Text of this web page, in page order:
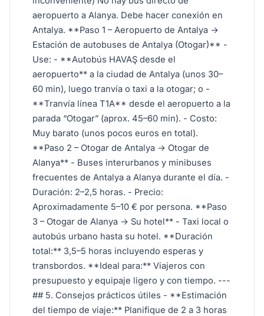
aeropuerto a Alanya. Debe hacer conexión en
Antalya. **Paso 1 – Aeropuerto de Antalya →
Estación de autobuses de Antalya (Otogar)** -
Use: - **Autobús HAVAŞ desde el
aeropuerto** a la ciudad de Antalya (unos 30–
60 min), luego tranvía o taxi a la otogar; o -
**Tranvía línea T1A** desde el aeropuerto a la
parada “Otogar” (aprox. 45–60 min). - Costo:
Muy barato (unos pocos euros en total).
**Paso 2 – Otogar de Antalya → Otogar de
Alanya** - Buses interurbanos y minibuses
frecuentes de Antalya a Alanya durante el día. -
Duración: 2–2,5 horas. - Precio:
Aproximadamente 5–10 € por persona. **Paso
3 – Otogar de Alanya → Su hotel** - Taxi local o
autobús urbano hasta su hotel. **Duración
total:** 3,5–5 horas incluyendo esperas y
transbordos. **Ideal para:** Viajeros con
presupuesto y equipaje ligero y con tiempo. ---
## 5. Consejos prácticos útiles - **Estimación
del tiempo de viaje:** Planifique de 2 a 3 horas